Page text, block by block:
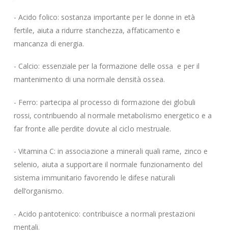
- Acido folico: sostanza importante per le donne in età
fertile, aiuta a ridurre stanchezza, affaticamento e
mancanza di energia.
- Calcio: essenziale per la formazione delle ossa e per il
mantenimento di una normale densità ossea.
- Ferro: partecipa al processo di formazione dei globuli
rossi, contribuendo al normale metabolismo energetico e a
far fronte alle perdite dovute al ciclo mestruale.
- Vitamina C: in associazione a minerali quali rame, zinco e
selenio, aiuta a supportare il normale funzionamento del
sistema immunitario favorendo le difese naturali
dell’organismo.
- Acido pantotenico: contribuisce a normali prestazioni
mentali.